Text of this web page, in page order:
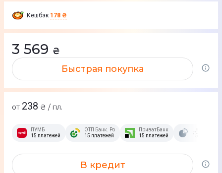
Кешбэк 178 ₴
3 569 ₴
Быстрая покупка
от 238 ₴ / пл.
ПУМБ
15 платежей
ОТП Банк. Розстрочка Скибочка.
15 платежей
ПриватБанк
15 платежей
15 платежей
В кредит